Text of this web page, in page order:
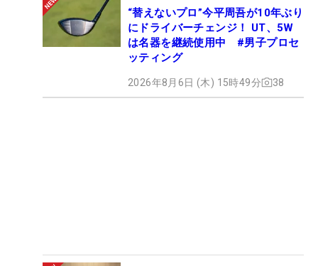
“替えないプロ”今平周吾が10年ぶり
にドライバーチェンジ！ UT、5W
は名器を継続使用中 #男子プロセ
ッティング
2026年8月6日 (木) 15時49分 38